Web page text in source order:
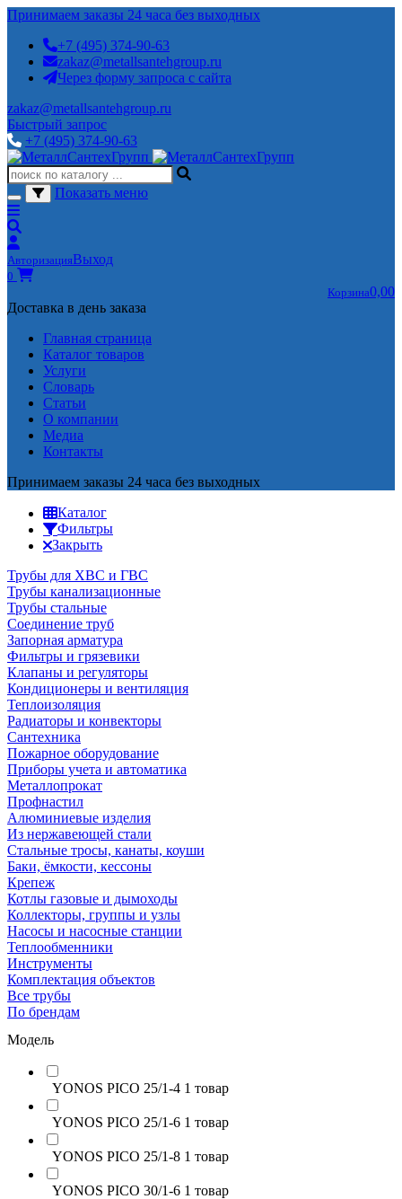
Принимаем заказы 24 часа без выходных
+7 (495) 374-90-63
zakaz@metallsantehgroup.ru
Через форму запроса с сайта
zakaz@metallsantehgroup.ru
Быстрый запрос
+7 (495) 374-90-63
Показать меню
АвторизацияВыход
0
Корзина0,00
Доставка в день заказа
Главная страница
Каталог товаров
Услуги
Словарь
Статьи
О компании
Медиа
Контакты
Принимаем заказы 24 часа без выходных
Каталог
Фильтры
Закрыть
Трубы для ХВС и ГВС
Трубы канализационные
Трубы стальные
Соединение труб
Запорная арматура
Фильтры и грязевики
Клапаны и регуляторы
Кондиционеры и вентиляция
Теплоизоляция
Радиаторы и конвекторы
Сантехника
Пожарное оборудование
Приборы учета и автоматика
Металлопрокат
Профнастил
Алюминиевые изделия
Из нержавеющей стали
Стальные тросы, канаты, коуши
Баки, ёмкости, кессоны
Крепеж
Котлы газовые и дымоходы
Коллекторы, группы и узлы
Насосы и насосные станции
Теплообменники
Инструменты
Комплектация объектов
Все трубы
По брендам
Модель
YONOS PICO 25/1-4 1 товар
YONOS PICO 25/1-6 1 товар
YONOS PICO 25/1-8 1 товар
YONOS PICO 30/1-6 1 товар